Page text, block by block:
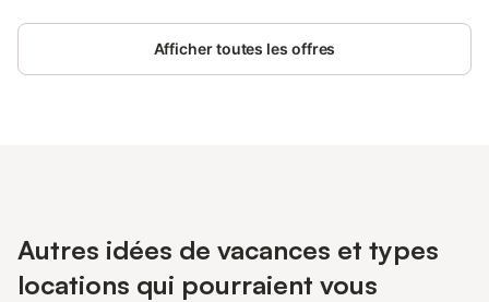
lit de 160, un bureau et et WiFi Une seule chambre en location
donc vous serez tranquille pendant votre séjour P.S. : pour le
petit déjeuner, soit vous gérez vous même dans la cuisine qui
Afficher toutes les offres
Autres idées de vacances et types
locations qui pourraient vous